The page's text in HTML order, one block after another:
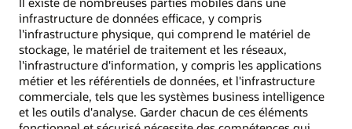
infrastructure de données efficace, y compris
l'infrastructure physique, qui comprend le matériel de
stockage, le matériel de traitement et les réseaux,
l'infrastructure d'information, y compris les applications
métier et les référentiels de données, et l'infrastructure
commerciale, tels que les systèmes business intelligence
et les outils d'analyse. Garder chacun de ces éléments